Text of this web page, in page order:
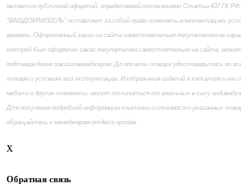
является публичной офертой, определяемой положениями Статьи 437 ГК
"ВАШДОММЕБЕЛЬ" оставляет за собой право изменять комплектацию,
времени. Оформленный заказ на сайте самостоятельно покупателем не
которой был оформлен заказ покупателем самостоятельно на сайте,
подтверждения заказа менеджером. До оплаты товара удостоверьтесь во
товаре и условиях его эксплуатации. Изображения изделий в каталоге и на
мебели и другие элементы, могут отличаться от реальных в силу
Для получения подробной информации о наличии и стоимости указанных
обращайтесь к менеджерам отдела продаж
x
Обратная связь